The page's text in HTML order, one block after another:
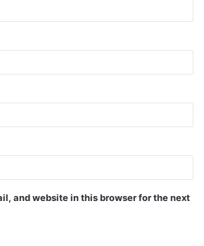
and website in this browser for the next